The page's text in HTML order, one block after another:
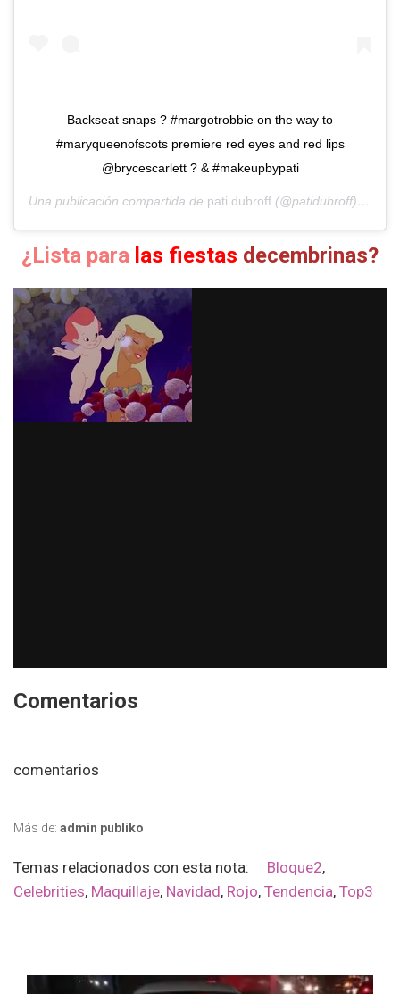
Backseat snaps ? #margotrobbie on the way to
#maryqueenofscots premiere red eyes and red lips
@brycescarlett ? & #makeupbypati
Una publicación compartida de pati dubroff (@patidubroff) el
¿Lista para las fiestas decembrinas?
Comentarios
comentarios
Más de: admin publiko
Temas relacionados con esta nota: Bloque2,
Celebrities, Maquillaje, Navidad, Rojo, Tendencia, Top3